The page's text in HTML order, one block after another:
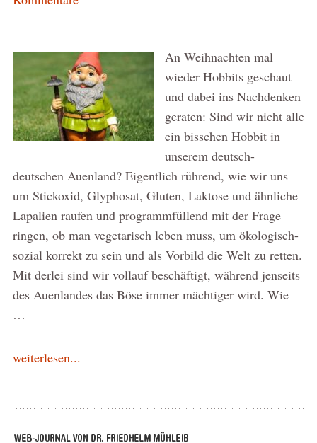
An Weihnachten mal
wieder Hobbits geschaut
und dabei ins Nachdenken
geraten: Sind wir nicht alle
ein bisschen Hobbit in
unserem deutsch-
deutschen Auenland? Eigentlich rührend, wie wir uns
um Stickoxid, Glyphosat, Gluten, Laktose und ähnliche
Lapalien raufen und programmfüllend mit der Frage
ringen, ob man vegetarisch leben muss, um ökologisch-
sozial korrekt zu sein und als Vorbild die Welt zu retten.
Mit derlei sind wir vollauf beschäftigt, während jenseits
des Auenlandes das Böse immer mächtiger wird. Wie
…
weiterlesen...